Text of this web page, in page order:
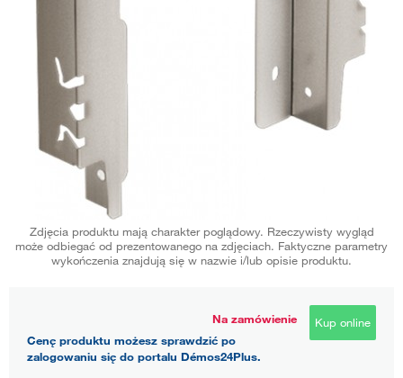
Zdjęcia produktu mają charakter poglądowy. Rzeczywisty wygląd
może odbiegać od prezentowanego na zdjęciach. Faktyczne parametry
wykończenia znajdują się w nazwie i/lub opisie produktu.
Na zamówienie
Cenę produktu możesz sprawdzić po
zalogowaniu się do portalu Démos24Plus.
Kup online